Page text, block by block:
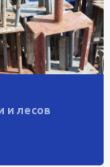
и лесов